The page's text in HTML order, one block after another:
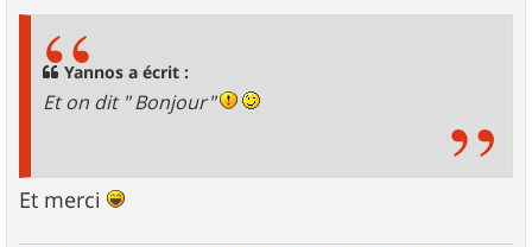
Yannos a écrit :
Et on dit " Bonjour"
Et merci